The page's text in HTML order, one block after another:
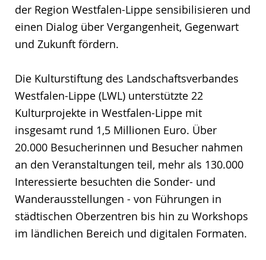
der Region Westfalen-Lippe sensibilisieren und
einen Dialog über Vergangenheit, Gegenwart
und Zukunft fördern.
Die Kulturstiftung des Landschaftsverbandes
Westfalen-Lippe (LWL) unterstützte 22
Kulturprojekte in Westfalen-Lippe mit
insgesamt rund 1,5 Millionen Euro. Über
20.000 Besucherinnen und Besucher nahmen
an den Veranstaltungen teil, mehr als 130.000
Interessierte besuchten die Sonder- und
Wanderausstellungen - von Führungen in
städtischen Oberzentren bis hin zu Workshops
im ländlichen Bereich und digitalen Formaten.